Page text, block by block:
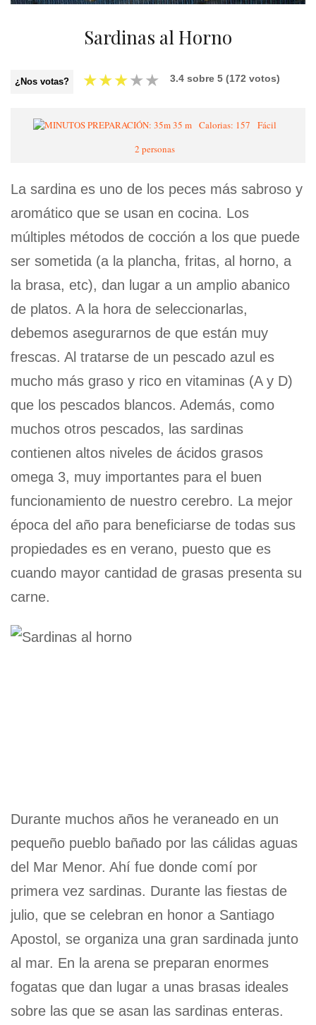
Sardinas al Horno
¿Nos votas? ★★★★★ 3.4 sobre 5 (172 votos)
35 m Calorias: 157
Fácil
2 personas
La sardina es uno de los peces más sabroso y
aromático que se usan en cocina. Los
múltiples métodos de cocción a los que puede
ser sometida (a la plancha, fritas, al horno, a
la brasa, etc), dan lugar a un amplio abanico
de platos. A la hora de seleccionarlas,
debemos asegurarnos de que están muy
frescas. Al tratarse de un pescado azul es
mucho más graso y rico en vitaminas (A y D)
que los pescados blancos. Además, como
muchos otros pescados, las sardinas
contienen altos niveles de ácidos grasos
omega 3, muy importantes para el buen
funcionamiento de nuestro cerebro. La mejor
época del año para beneficiarse de todas sus
propiedades es en verano, puesto que es
cuando mayor cantidad de grasas presenta su
carne.
Durante muchos años he veraneado en un
pequeño pueblo bañado por las cálidas aguas
del Mar Menor. Ahí fue donde comí por
primera vez sardinas. Durante las fiestas de
julio, que se celebran en honor a Santiago
Apostol, se organiza una gran sardinada junto
al mar. En la arena se preparan enormes
fogatas que dan lugar a unas brasas ideales
sobre las que se asan las sardinas enteras.